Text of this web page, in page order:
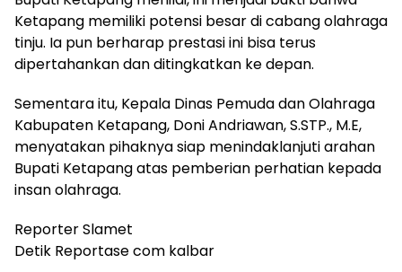
Ketapang memiliki potensi besar di cabang olahraga
tinju. Ia pun berharap prestasi ini bisa terus
dipertahankan dan ditingkatkan ke depan.
Sementara itu, Kepala Dinas Pemuda dan Olahraga
Kabupaten Ketapang, Doni Andriawan, S.STP., M.E,
menyatakan pihaknya siap menindaklanjuti arahan
Bupati Ketapang atas pemberian perhatian kepada
insan olahraga.
Reporter Slamet
Detik Reportase com kalbar